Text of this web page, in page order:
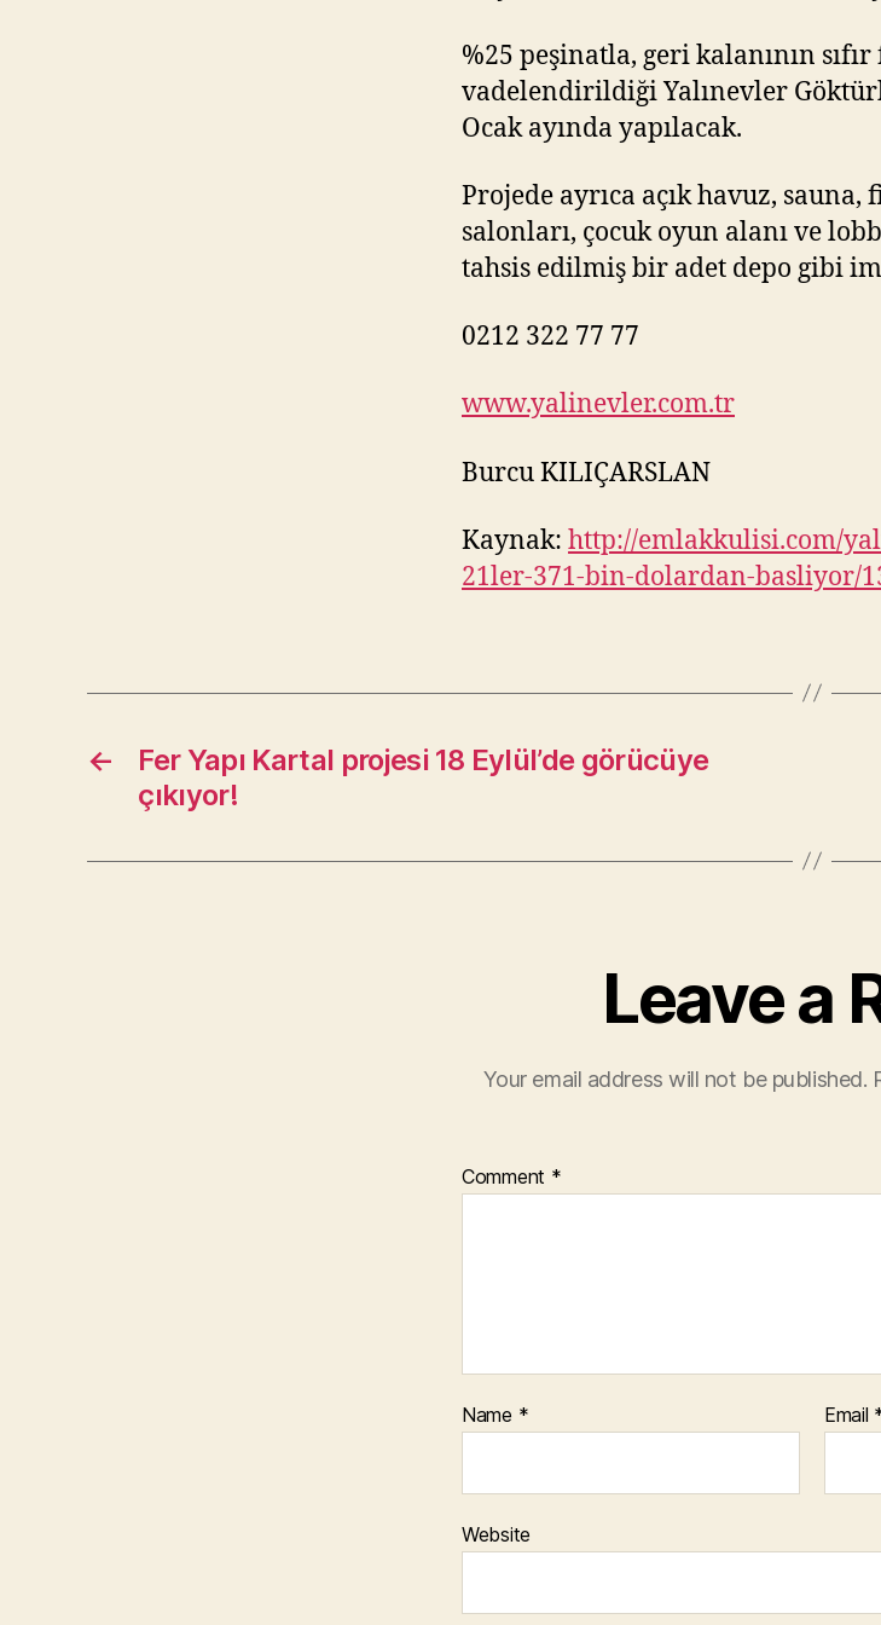
%25 peşinatla, geri kalanının
vadelendirildiği Yalınevler
Ocak ayında yapılacak.
Projede ayrıca açık havuz,
salonları, çocuk oyun alanı ve
tahsis edilmiş bir adet depo gibi
0212 322 77 77
www.yalinevler.com.tr
Burcu KILIÇARSLAN
Kaynak: http://emlakkulisi.com/
21ler-371-bin-dolardan-basliyor/
←
Fer Yapı Kartal projesi 18 Eylül’de görücüye
çıkıyor!
Leave a
Your email address will not be published.
Comment *
Name * Email
Website